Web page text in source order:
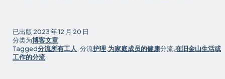
顾
已出版 2023 年 12 月 20 日
分类为博客文章
Tagged分流所有工人 , 分流护理,为家庭成员的健康分流,在旧金山生活或
工作的分流